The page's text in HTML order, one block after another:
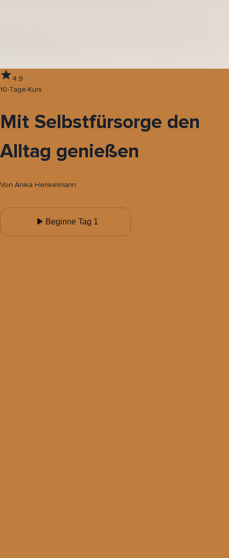
4.9
10-Tage-Kurs
Mit Selbstfürsorge den
Alltag genießen
Von Anika Henkelmann
Beginne Tag 1